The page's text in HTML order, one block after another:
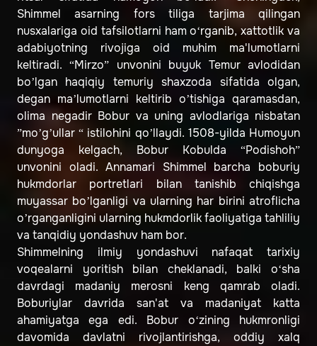
Shimmel asarning fors tiliga tarjima qilingan
nusxalariga oid tafsilotlarni ham o‘rganib, xattotlik va
adabiyotning rivojiga oid muhim ma'lumotlarni
keltiradi. “Mirzo” unvonini buyuk Temur avlodidan
bo’lgan haqiqiy temuriy shaxzoda sifatida olgan,
degan ma’lumotlarni keltirib o’tishiga qaramasdan,
olima negadir Bobur va uning avlodlariga nisbatan
”mo’g’ullar “ istilohini qo’llaydi. 1508-yilda Humoyun
dunyoga kelgach, Bobur Kobulda “Podishoh”
unvonini oladi. Annamari Shimmel barcha boburiy
hukmdorlar portretlari bilan tanishib chiqishga
muyassar bo’lganligi va ularning har birini atroflicha
o’rganganligini ularning hukmdorlik faoliyatiga tahliliy
va tanqidiy yondashuv ham bor.
Shimmelning ilmiy yondashuvi nafaqat tarixiy
voqealarni yoritish bilan cheklanadi, balki o‘sha
davrdagi madaniy merosni keng qamrab oladi.
Boburiylar davrida san'at va madaniyat katta
ahamiyatga ega edi. Bobur o‘zining hukmronligi
davomida davlatni rivojlantirishga, oddiy xalq